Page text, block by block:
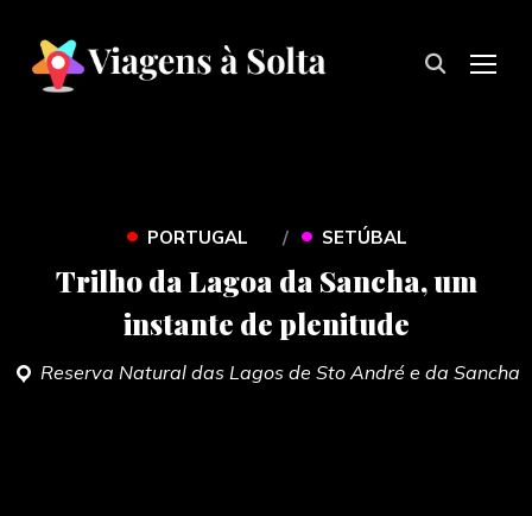
• PORTUGAL • SETÚBAL
Trilho da Lagoa da Sancha, um
instante de plenitude
Reserva Natural das Lagos de Sto André e da Sancha